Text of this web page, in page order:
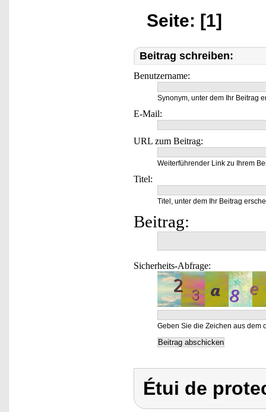
Seite: [1]
Beitrag schreiben:
Benutzername:
Synonym, unter dem Ihr Beitrag
E-Mail:
URL zum Beitrag:
Weiterführender Link zu Ihrem
Titel:
Titel, unter dem Ihr Beitrag
Beitrag:
Sicherheits-Abfrage:
Geben Sie die Zeichen aus dem
Étui de